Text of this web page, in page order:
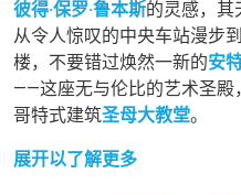
彼得·保罗·鲁本斯的灵感，其
从令人惊叹的中央车站漫步
楼，不要错过焕然一新的安
——这座无与伦比的艺术圣殿
哥特式建筑圣母大教堂。
展开以了解更多